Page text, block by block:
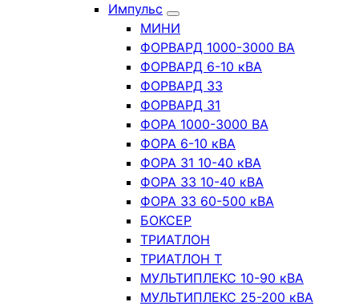
Импульс
МИНИ
ФОРВАРД 1000-3000 ВА
ФОРВАРД 6-10 кВА
ФОРВАРД 33
ФОРВАРД 31
ФОРА 1000-3000 ВА
ФОРА 6-10 кВА
ФОРА 31 10-40 кВА
ФОРА 33 10-40 кВА
ФОРА 33 60-500 кВА
БОКСЕР
ТРИАТЛОН
ТРИАТЛОН Т
МУЛЬТИПЛЕКС 10-90 кВА
МУЛЬТИПЛЕКС 25-200 кВА